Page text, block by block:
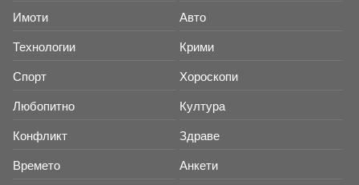
Имоти Авто
Технологии Крими
Спорт Хороскопи
Любопитно Култура
Конфликт Здраве
Времето Анкети